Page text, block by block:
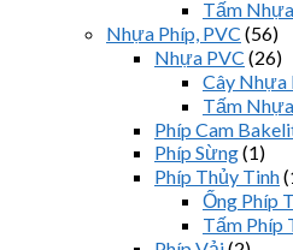
Tấm
Nhựa Phíp, PVC (56)
Nhựa PVC (26)
Cây Nhựa
Tấm
Phíp Cam
Phíp Sừng(1)
Phíp Thủy Tinh
Ống Phíp
Tấm Phíp